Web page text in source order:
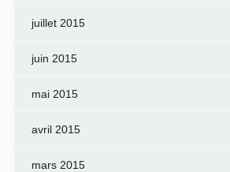
juillet 2015
juin 2015
mai 2015
avril 2015
mars 2015